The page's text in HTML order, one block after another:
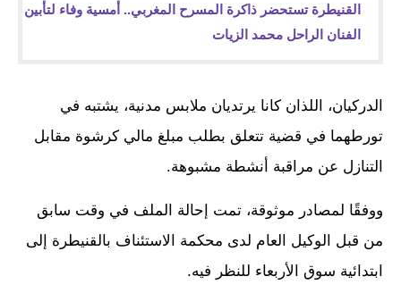
القنيطرة تستحضر ذاكرة المسرح المغربي.. أمسية وفاء لتأبين
الفنان الراحل محمد الزيات
الدركيان، اللذان كانا يرتديان ملابس مدنية، يشتبه في
تورطهما في قضية تتعلق بطلب مبلغ مالي كرشوة مقابل
التنازل عن مراقبة أنشطة مشبوهة.
ووفقًا لمصادر موثوقة، تمت إحالة الملف في وقت سابق
من قبل الوكيل العام لدى محكمة الاستئناف بالقنيطرة إلى
ابتدائية سوق الأربعاء للنظر فيه.